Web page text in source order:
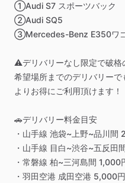
①Audi S7 スポーツバック
②Audi SQ5
③Mercedes-Benz E350ワ
⚠️デリバリーなし限定で破格
希望場所までのデリバリー
よりお得にご利用頂けます！
🚗デリバリー料金目安
・山手線 池袋~上野~品川間
・山手線 目白~渋谷~五反田
・常磐線 柏~三河島間 1,000
・羽田空港 成田空港 5,000円